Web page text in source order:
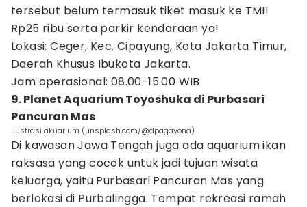
tersebut belum termasuk tiket masuk ke TMII
Rp25 ribu serta parkir kendaraan ya!
Lokasi: Ceger, Kec. Cipayung, Kota Jakarta Timur,
Daerah Khusus Ibukota Jakarta.
Jam operasional: 08.00-15.00 WIB
9. Planet Aquarium Toyoshuka di Purbasari
Pancuran Mas
ilustrasi akuarium (unsplash.com/@dpagayona)
Di kawasan Jawa Tengah juga ada aquarium ikan
raksasa yang cocok untuk jadi tujuan wisata
keluarga, yaitu Purbasari Pancuran Mas yang
berlokasi di Purbalingga. Tempat rekreasi ramah